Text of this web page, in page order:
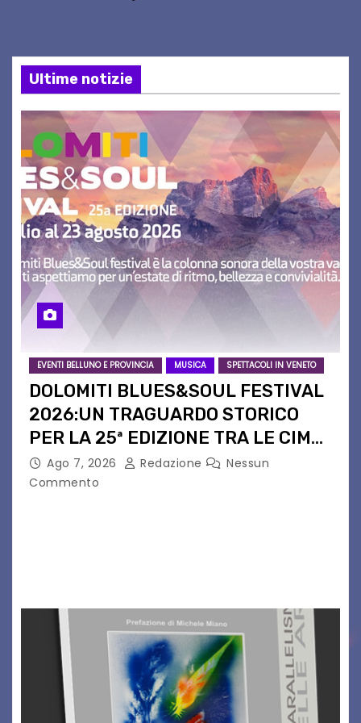
Ultime notizie
EVENTI BELLUNO E PROVINCIA MUSICA SPETTACOLI IN VENETO
DOLOMITI BLUES&SOUL FESTIVAL
2026:UN TRAGUARDO STORICO
PER LA 25ª EDIZIONE TRA LE CIME
PATRIMONIO UNESCO
Ago 7, 2026 Redazione
Nessun
Commento